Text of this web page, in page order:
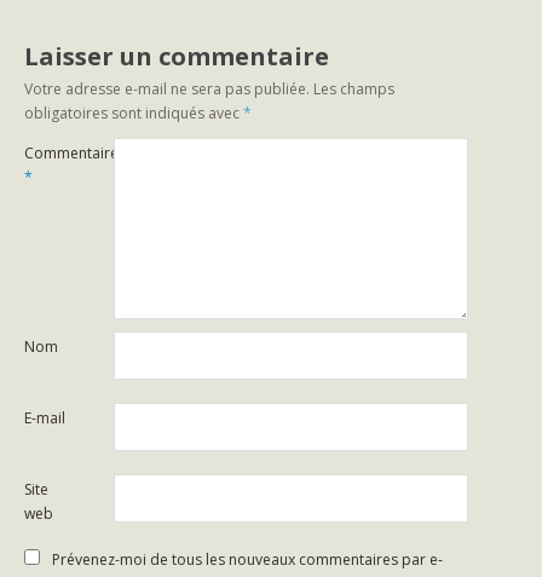
Laisser un commentaire
Votre adresse e-mail ne sera pas publiée. Les champs
obligatoires sont indiqués avec*
Commentaire
*
Nom
E-mail
Site
web
Prévenez-moi de tous les nouveaux commentaires par e-